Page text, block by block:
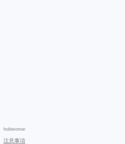
hobiwonoe
注意事項